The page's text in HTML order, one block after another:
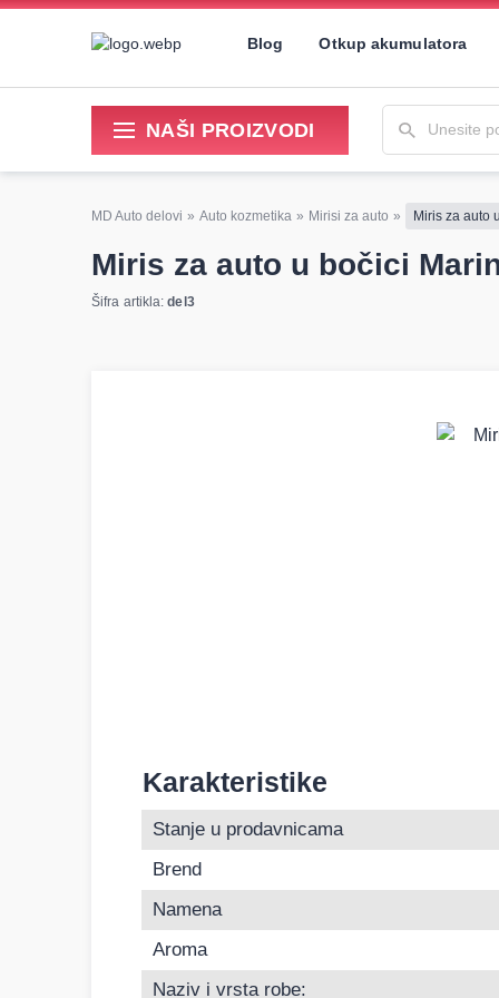
Blog Otkup akumulatora
NAŠI PROIZVODI
MD Auto delovi » Auto kozmetika » Mirisi za auto » Miris za auto
Miris za auto u bočici
Šifra artikla:del3
Informacije o Miris za auto u bočici Mariner
Karakteristike
Stanje u prodavnicama
Brend
Namena
Aroma
Naziv i vrsta robe: